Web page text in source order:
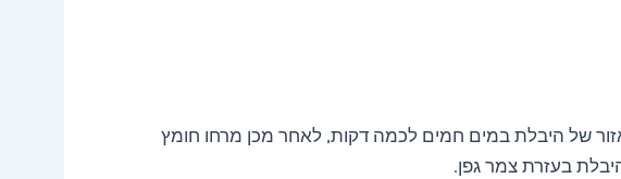
של היבלת במים חמים לכמה דקות, לאחר מכן מרחו חומץ
בעזרת צמר גפן.